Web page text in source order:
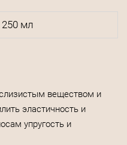
250 мл
веществом и
эластичность и
упругость и